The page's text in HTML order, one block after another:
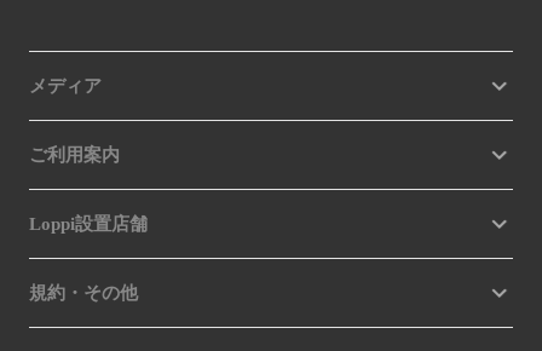
メディア
ご利用案内
Loppi設置店舗
規約・その他